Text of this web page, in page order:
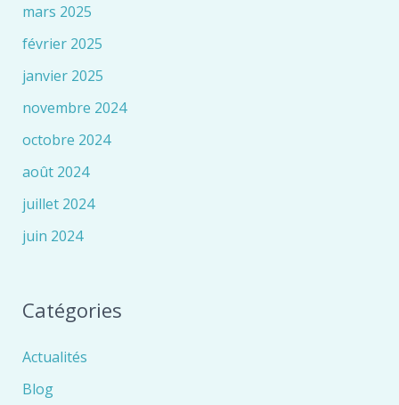
mars 2025
février 2025
janvier 2025
novembre 2024
octobre 2024
août 2024
juillet 2024
juin 2024
Catégories
Actualités
Blog